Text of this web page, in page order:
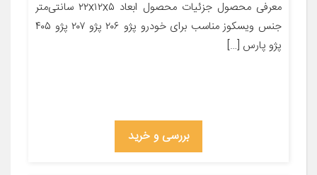
معرفی محصول جزئیات محصول ابعاد ۲۲x۱۲x۵ سانتی‌متر
جنس ویسکوز مناسب برای خودرو پژو ۲۰۶ پژو ۲۰۷ پژو ۴۰۵
پژو پارس […]
بررسی و خرید